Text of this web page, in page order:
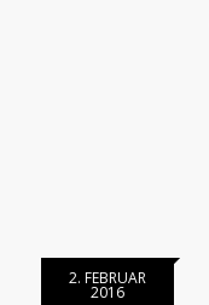
2. FEBRUAR
2016